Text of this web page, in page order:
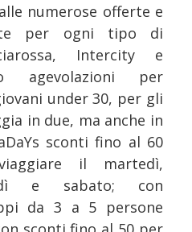
numerose offerte e
per ogni tipo di
Intercity e
agevolazioni per
under 30, per gli
in due, ma anche in
sconti fino al 60
il martedì,
e sabato; con
da 3 a 5 persone